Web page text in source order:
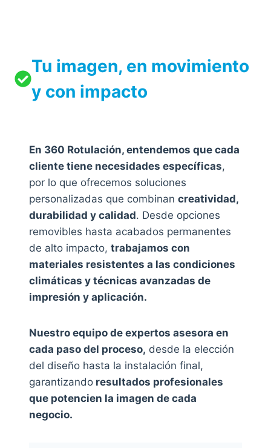
Tu imagen, en movimiento
y con impacto
En 360 Rotulación, entendemos que cada
cliente tiene necesidades específicas,
por lo que ofrecemos soluciones
personalizadas que combinan creatividad,
durabilidad y calidad. Desde opciones
removibles hasta acabados permanentes
de alto impacto, trabajamos con
materiales resistentes a las condiciones
climáticas y técnicas avanzadas de
impresión y aplicación.
Nuestro equipo de expertos asesora en
cada paso del proceso, desde la elección
del diseño hasta la instalación final,
garantizando resultados profesionales
que potencien la imagen de cada
negocio.